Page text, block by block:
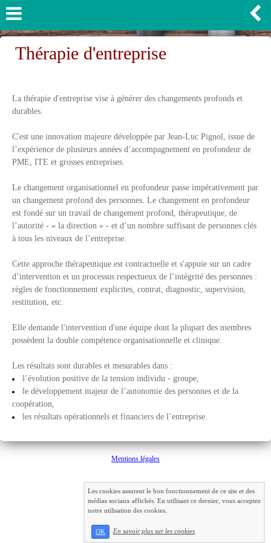
Thérapie d'entreprise
La thérapie d'entreprise vise à générer des changements profonds et
durables.
C'est une innovation majeure développée par Jean-Luc Pignol, issue de
l’expérience de plusieurs années d’accompagnement en profondeur de
PME, ITE et grosses entreprises.
Le changement organisationnel en profondeur passe impérativement par
un changement profond des personnes. Le changement en profondeur
est fondé sur un travail de changement profond, thérapeutique, de
l’autorité - « la direction » - et d’un nombre suffisant de personnes clés
à tous les niveaux de l’entreprise.
Cette approche thérapeutique est contractuelle et s'appuie sur un cadre
d’intervention et un processus respectueux de l’intégrité des personnes :
règles de fonctionnement explicites, contrat, diagnostic, supervision,
restitution, etc.
Elle demande l'intervention d'une équipe dont la plupart des membres
possèdent la double compétence organisationnelle et clinique.
Les résultats sont durables et mesurables dans :
l’évolution positive de la tension individu - groupe,
le développement majeur de l’autonomie des personnes et de la
coopération,
les résultats opérationnels et financiers de l’entreprise.
Mentions légales
Les cookies assurent le bon fonctionnement de ce site et des
médias sociaux affichés. En utilisant ce dernier, vous acceptez
notre utilisation des cookies.
OK En savoir plus sur les cookies